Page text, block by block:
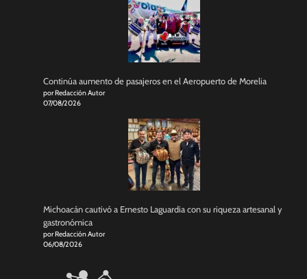
Continúa aumento de pasajeros en el Aeropuerto de Morelia
por Redacción Autor
07/08/2026
Michoacán cautivó a Ernesto Laguardia con su riqueza artesanal y
gastronómica
por Redacción Autor
06/08/2026